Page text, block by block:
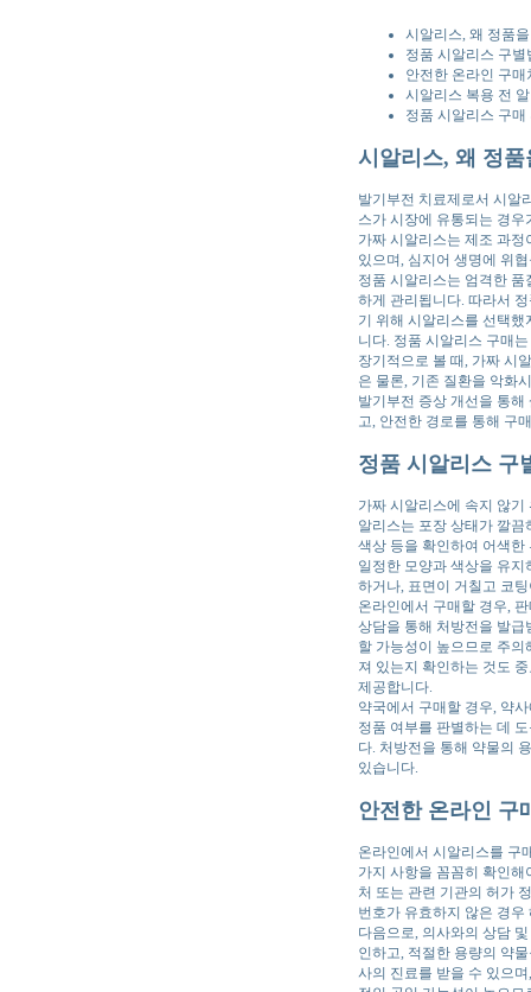
시알리스, 왜 정품
정품 시알리스 구
안전한 온라인 구
시알리스 복용 전
정품 시알리스 구
시알리스, 왜 정
발기부전 치료제로서 시알
스가 시장에 유통되는 경
가짜 시알리스는 제조 과
있으며, 심지어 생명에 위
정품 시알리스는 엄격한
하게 관리됩니다. 따라서
기 위해 시알리스를 선택
니다. 정품 시알리스 구매
장기적으로 볼 때, 가짜 시
은 물론, 기존 질환을 악화
발기부전 증상 개선을 통
고, 안전한 경로를 통해 구
정품 시알리스 구
가짜 시알리스에 속지 않
알리스는 포장 상태가 깔
색상 등을 확인하여 어색
일정한 모양과 색상을 유
하거나, 표면이 거칠고 코
온라인에서 구매할 경우,
상담을 통해 처방전을 발
할 가능성이 높으므로 주
져 있는지 확인하는 것도
제공합니다.
약국에서 구매할 경우, 약
정품 여부를 판별하는 데
다. 처방전을 통해 약물의
있습니다.
안전한 온라인 구
온라인에서 시알리스를 구
가지 사항을 꼼꼼히 확인
처 또는 관련 기관의 허가
번호가 유효하지 않은 경
다음으로, 의사와의 상담
인하고, 적절한 용량의 약
사의 진료를 받을 수 있으